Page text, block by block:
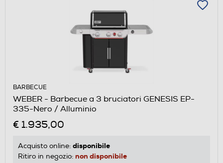
BARBECUE
WEBER - Barbecue a 3 bruciatori GENESIS EP-
335-Nero / Alluminio
€ 1.935,00
Acquisto online: disponibile
Ritiro in negozio: non disponibile